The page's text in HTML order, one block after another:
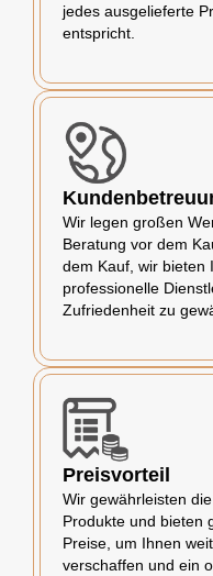
jedes ausgelieferte
entspricht.
Wir legen großen
Beratung vor dem
dem Kauf, wir bieten
professionelle
Zufriedenheit zu
Preisvorteil
Wir gewährleisten
Produkte und bieten
Preise, um Ihnen
verschaffen und ein